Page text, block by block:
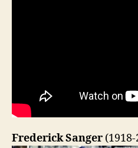
Frederick Sanger